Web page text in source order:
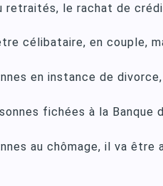
retraités, le rachat de
célibataire, en couple,
en instance de
fichées à la
au chômage, il va